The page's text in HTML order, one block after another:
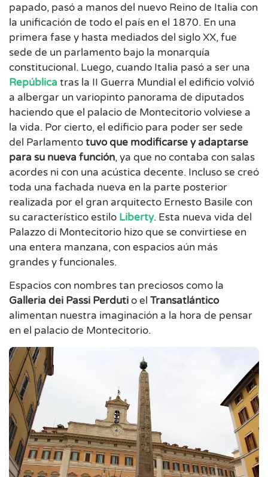
papado, pasó a manos del nuevo Reino de Italia con
la unificación de todo el país en el 1870. En una
primera fase y hasta mediados del siglo XX, fue
sede de un parlamento bajo la monarquía
constitucional. Luego, cuando Italia pasó a ser una
República tras la II Guerra Mundial el edificio volvió
a albergar un variopinto panorama de diputados
haciendo que el palacio de Montecitorio volviese a
la vida. Por cierto, el edificio para poder ser sede
del Parlamentotuvo que modificarse y adaptarse
para su nueva función, ya que no contaba con salas
acordes ni con una acústica decente. Incluso se creó
toda una fachada nueva en la parte posterior
realizada por el gran arquitecto Ernesto Basile con
su característico estilo Liberty. Esta nueva vida del
Palazzo di Montecitorio hizo que se convirtiese en
una entera manzana, con espacios aún más
grandes y funcionales.
Espacios con nombres tan preciosos como la
Galleria dei Passi Perdutio el Transatlántico
alimentan nuestra imaginación a la hora de pensar
en el palacio de Montecitorio.